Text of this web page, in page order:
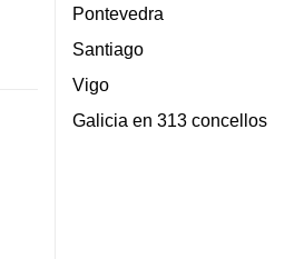
Pontevedra
Santiago
Vigo
Galicia en 313 concellos